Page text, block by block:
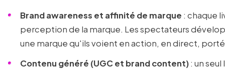
Brand awareness et affinité de marque : chaque
perception de la marque. Les spectateurs
une marque qu'ils voient en action, en direct,
Contenu généré (UGC et brand content): un